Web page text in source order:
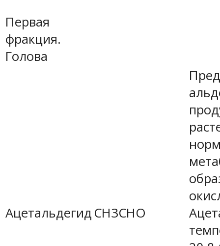
Первая
фракция.
Голова
Ацетальдегид CH3CHO